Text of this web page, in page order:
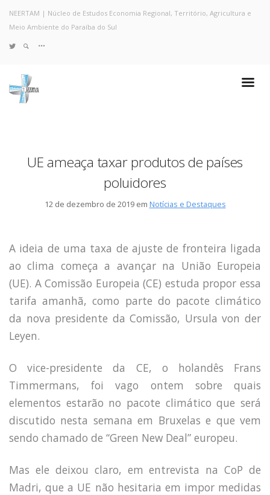
Resultados
Coleta no Estado do RJ
Sites de Pesquisa
Grupo de Pesquisa
Pesquisadores
Economia da Poluição: Discussão
Capacidade de Suporte do Ecossistema
Exemplo de Externalidade e Poluição
Instrumentos Econômicos na Poluição
Instrumento de Comando e Controle
Pigou e poluição
Ronald Coase e Poluição
Críticas ao Teorema
Economia do Setor Público e Meio Ambiente
Parceiros
Publicações
NEERTAM | Núcleo de Estudos Economia Regional, Território, Agricultura e
Meio Ambiente do Paraíba do Sul
UE ameaça taxar produtos de países
poluidores
12 de dezembro de 2019 em Notícias e Destaques
A ideia de uma taxa de ajuste de fronteira ligada
ao clima começa a avançar na União Europeia
(UE). A Comissão Europeia (CE) estuda propor essa
tarifa amanhã, como parte do pacote climático
da nova presidente da Comissão, Ursula von der
Leyen.
O vice-presidente da CE, o holandês Frans
Timmermans, foi vago ontem sobre quais
elementos estarão no pacote climático que será
discutido nesta semana em Bruxelas e que vem
sendo chamado de “Green New Deal” europeu.
Mas ele deixou claro, em entrevista na CoP de
Madri, que a UE não hesitaria em impor medidas